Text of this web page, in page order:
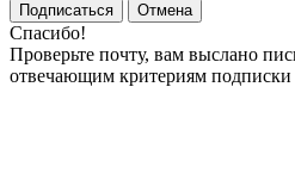
Подписаться
Отмена
Спасибо!
Проверьте почту, вам выслано
отвечающим критериям подписки